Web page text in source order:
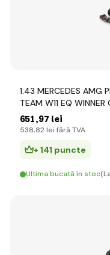
1:43 MERCEDES AMG
TEAM W11 EQ
651,97 lei
538,82 lei fără TVA
+ 141 puncte
Ultima bucată în stoc